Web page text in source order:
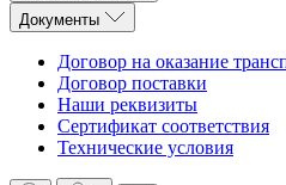
Документы
Договор на оказание
Договор поставки
Наши реквизиты
Сертификат соответствия
Технические условия